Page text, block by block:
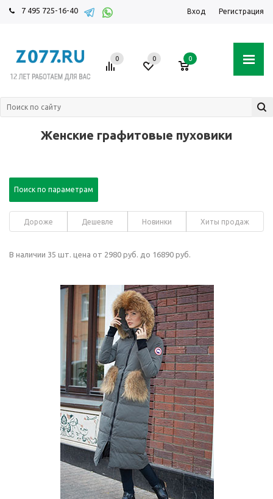
7 495 725-16-40 Вход Регистрация
0 0 0
Женские графитовые пуховики
Поиск по параметрам
Дороже Дешевле Новинки Хиты продаж
В наличии 35 шт. цена от 2980 руб. до 16890 руб.